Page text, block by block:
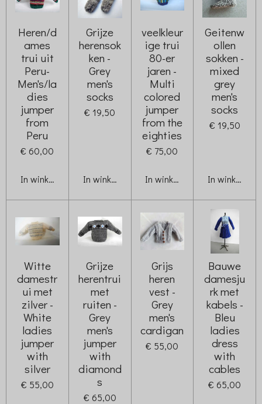
Heren/d
ames
trui uit
Peru-
Men's/la
dies
jumper
from
Peru
€ 60,00
In winkelwagen
Grijze
herensok
ken -
Grey
men's
socks
€ 19,50
In winkelwagen
veelkleur
ige trui
80-er
jaren -
Multi
colored
jumper
from the
eighties
€ 75,00
In winkelwagen
Geitenw
ollen
sokken -
mixed
grey
men's
socks
€ 19,50
In
Witte
damestr
ui met
zilver -
White
ladies
jumper
with
silver
€ 55,00
Grijze
herentrui
met
ruiten -
Grey
men's
jumper
with
diamond
s
€ 65,00
Grijs
heren
vest -
Grey
men's
cardigan
€ 55,00
Bauwe
damesju
rk met
kabels -
Bleu
ladies
dress
with
cables
€ 65,00